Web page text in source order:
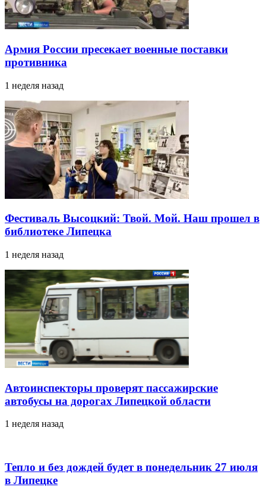
Армия России пресекает военные поставки
противника
1 неделя назад
Фестиваль Высоцкий: Твой. Мой. Наш прошел в
библиотеке Липецка
1 неделя назад
Автоинспекторы проверят пассажирские
автобусы на дорогах Липецкой области
1 неделя назад
Тепло и без дождей будет в понедельник 27 июля
в Липецке